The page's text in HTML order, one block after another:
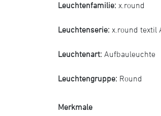
Leuchtenfamilie: x.round
Leuchtenserie: x.round textil
Leuchtenart: Aufbauleuchte
Leuchtengruppe: Round
Merkmale